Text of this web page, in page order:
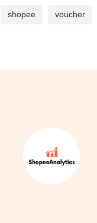
shopee voucher